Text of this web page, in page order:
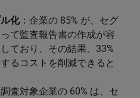
化：企業の 85% が、セグ
て監査報告書の作成が容
ており、その結果、33%
るコストを削減できると
査対象企業の 60% は、セ